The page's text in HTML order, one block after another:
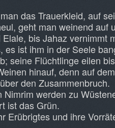
das Trauerkleid, auf
geht man weinend auf
bis Jahaz vernimmt
es ist ihm in der Seele
seine Flüchtlinge eilen
hinauf, denn auf
den Zusammenbruch.
werden zu
ist das Grün.
Erübrigtes und ihre